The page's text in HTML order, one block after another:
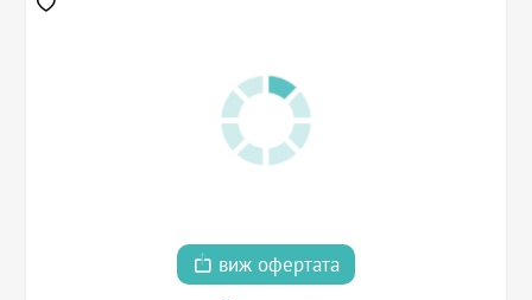
виж офертата